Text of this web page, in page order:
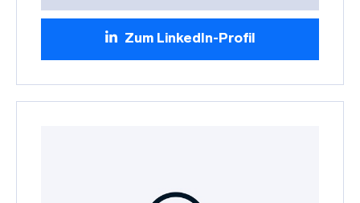
Zum LinkedIn-Profil